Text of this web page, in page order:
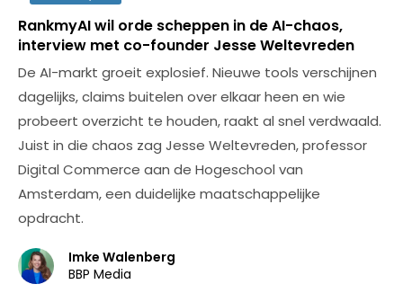
RankmyAI wil orde scheppen in de AI-chaos,
interview met co-founder Jesse Weltevreden
De AI-markt groeit explosief. Nieuwe tools verschijnen
dagelijks, claims buitelen over elkaar heen en wie
probeert overzicht te houden, raakt al snel verdwaald.
Juist in die chaos zag Jesse Weltevreden, professor
Digital Commerce aan de Hogeschool van
Amsterdam, een duidelijke maatschappelijke
opdracht.
Imke Walenberg
BBP Media